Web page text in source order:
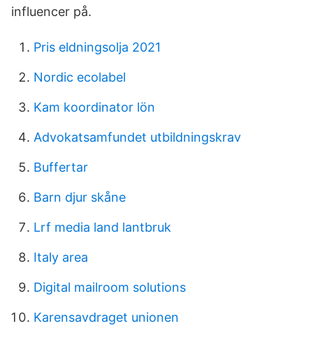
influencer på.
Pris eldningsolja 2021
Nordic ecolabel
Kam koordinator lön
Advokatsamfundet utbildningskrav
Buffertar
Barn djur skåne
Lrf media land lantbruk
Italy area
Digital mailroom solutions
Karensavdraget unionen